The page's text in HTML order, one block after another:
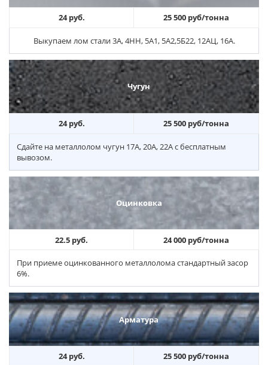
24 руб. 25 500 руб/тонна
Выкупаем лом стали 3А, 4НН, 5А1, 5А2,5Б22, 12АЦ, 16А.
Чугун
24 руб. 25 500 руб/тонна
Сдайте на металлолом чугун 17А, 20А, 22А с бесплатным
вывозом.
Оцинковка
22.5 руб. 24 000 руб/тонна
При приеме оцинкованного металлолома стандартный засор
6%.
Арматура
24 руб. 25 500 руб/тонна